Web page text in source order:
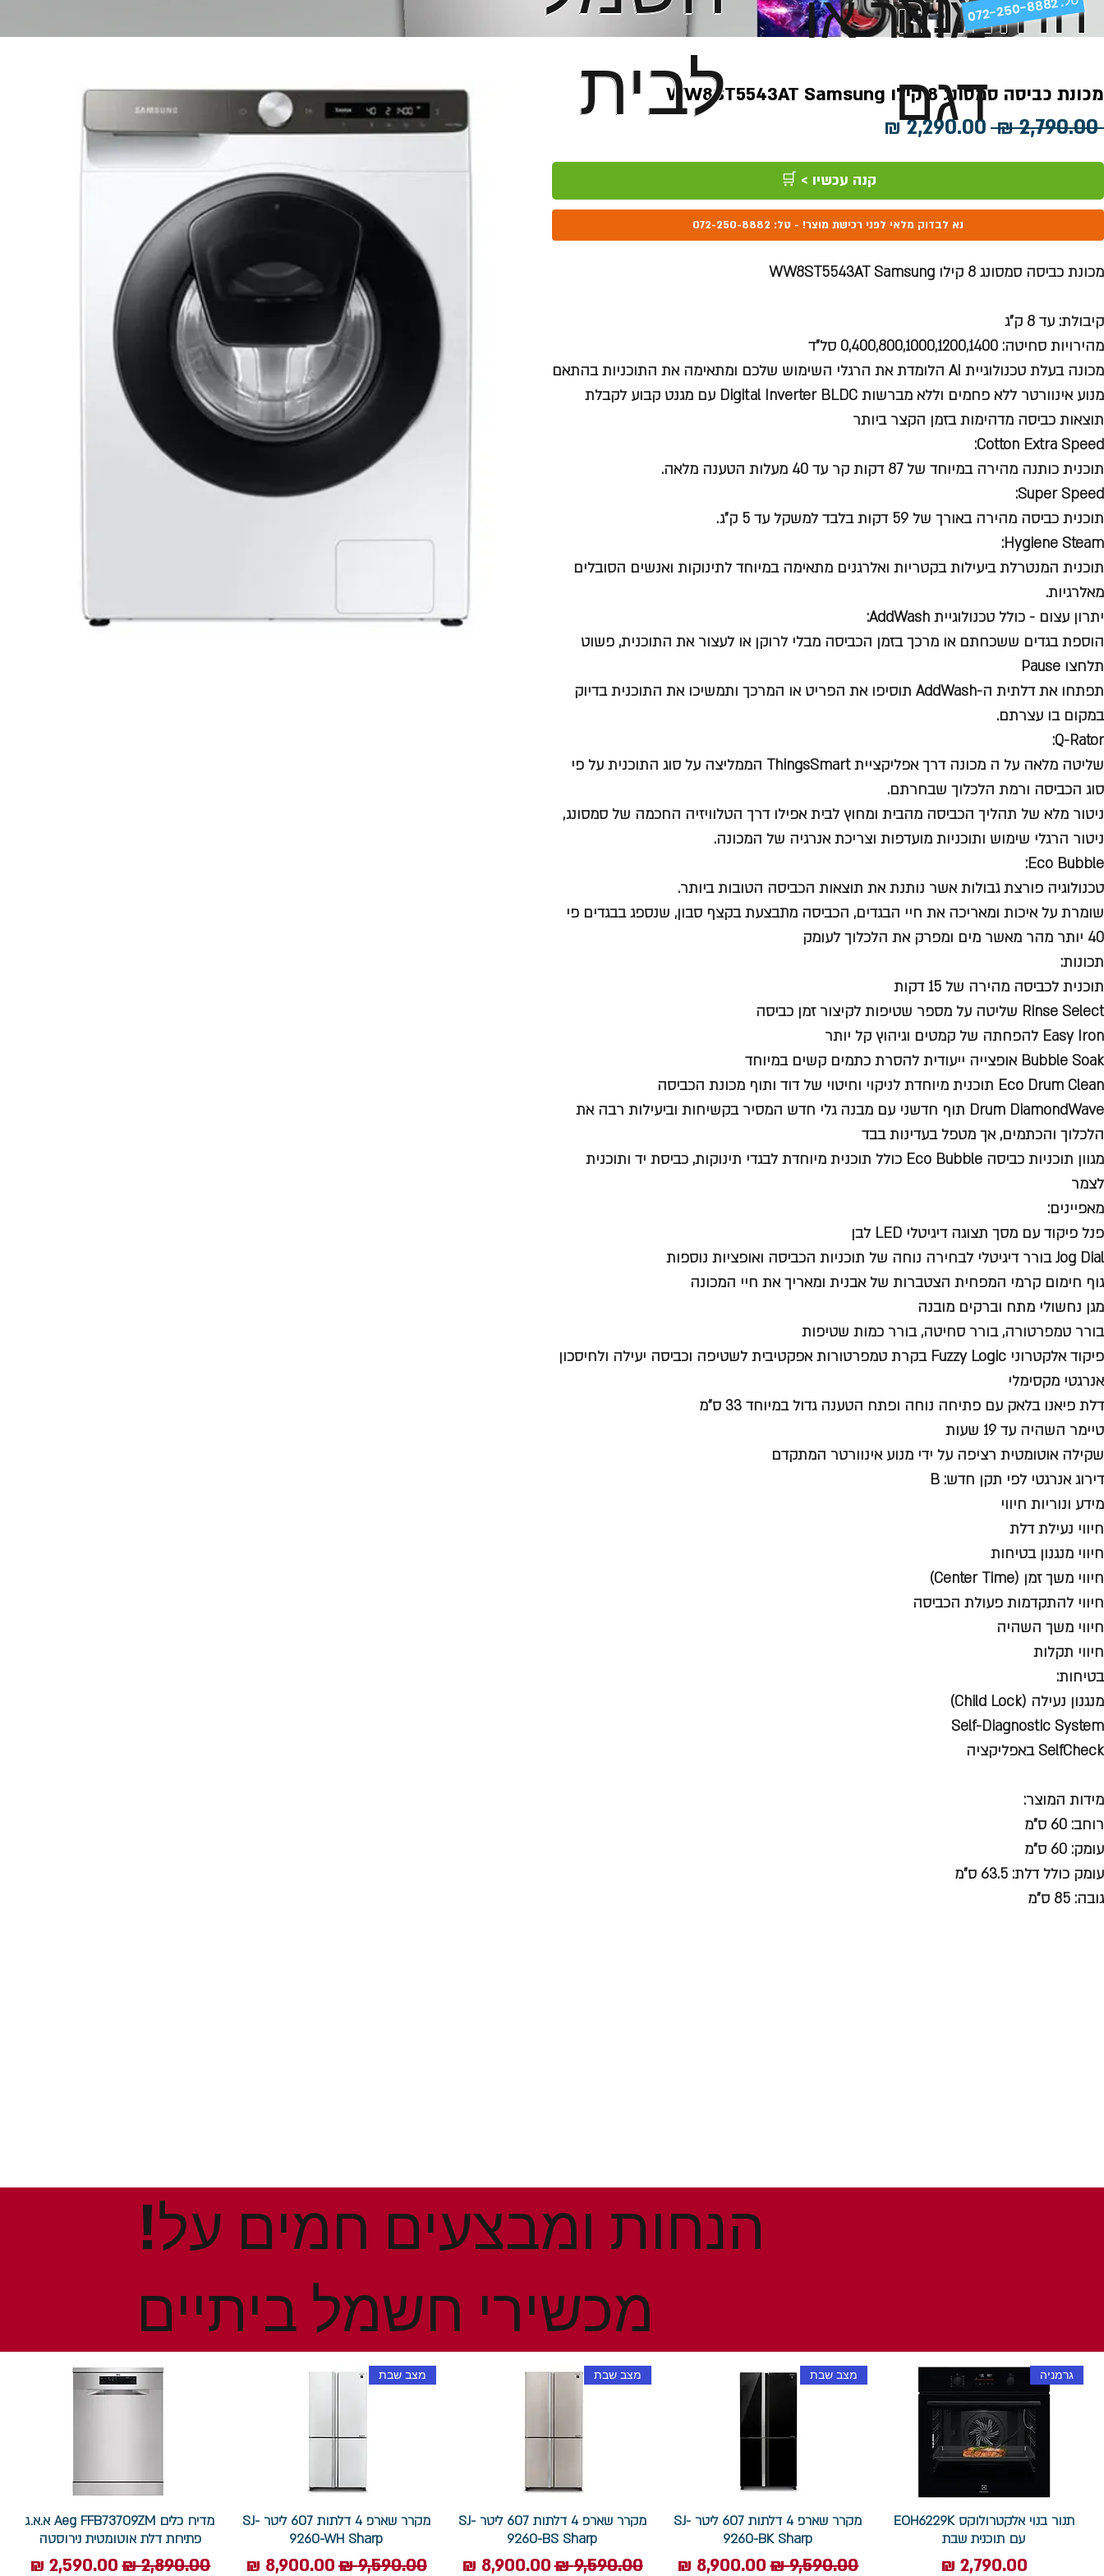
לבית
מוצר או
דגם
לבית
מכונת כביסה סמסונג 8 קילו WW8ST5543AT Samsung
‏2,790.00 ‏₪
מחיר
רגיל
מבצע
קנה עכשיו > 🛒
נא לבדוק מלאי לפני רכישת מוצר! - טל: 072-250-8882
מכונת כביסה סמסונג 8 קילו WW8ST5543AT Samsung
קיבולת: עד 8 ק"ג
מהירויות סחיטה: 0,400,800,1000,1200,1400 סל"ד
מכונה בעלת טכנולוגיית AI הלומדת את הרגלי השימוש שלכם ומתאימה את התוכניות בהתאם
מנוע אינוורטר ללא פחמים וללא מברשות Digital Inverter BLDC עם מגנט קבוע לקבלת
תוצאות כביסה מדהימות בזמן הקצר ביותר
Cotton Extra Speed:
תוכנית כותנה מהירה במיוחד של 87 דקות קר עד 40 מעלות הטענה מלאה.
Super Speed:
תוכנית כביסה מהירה באורך של 59 דקות בלבד למשקל עד 5 ק"ג.
Hygiene Steam:
תוכנית המנטרלת ביעילות בקטריות ואלרגנים מתאימה במיוחד לתינוקות ואנשים הסובלים
מאלרגיות.
יתרון עצום - כולל טכנולוגיית AddWash:
הוספת בגדים ששכחתם או מרכך בזמן הכביסה מבלי לרוקן או לעצור את התוכנית, פשוט
תלחצו Pause
תפתחו את דלתית ה-AddWash תוסיפו את הפריט או המרכך ותמשיכו את התוכנית בדיוק
במקום בו עצרתם.
Q-Rator:
שליטה מלאה על ה מכונה דרך אפליקציית ThingsSmart הממליצה על סוג התוכנית על פי
סוג הכביסה ורמת הלכלוך שבחרתם.
ניטור מלא של תהליך הכביסה מהבית ומחוץ לבית אפילו דרך הטלוויזיה החכמה של סמסונג,
ניטור הרגלי שימוש ותוכניות מועדפות וצריכת אנרגיה של המכונה.
Eco Bubble:
טכנולוגיה פורצת גבולות אשר נותנת את תוצאות הכביסה הטובות ביותר.
שומרת על איכות ומאריכה את חיי הבגדים, הכביסה מתבצעת בקצף סבון, שנספג בבגדים פי
40 יותר מהר מאשר מים ומפרק את הלכלוך לעומק
תכונות:
תוכנית לכביסה מהירה של 15 דקות
Rinse Select שליטה על מספר שטיפות לקיצור זמן כביסה
Easy Iron להפחתה של קמטים וגיהוץ קל יותר
Bubble Soak אופצייה ייעודית להסרת כתמים קשים במיוחד
Eco Drum Clean תוכנית מיוחדת לניקוי וחיטוי של דוד ותוף מכונת הכביסה
Drum DiamondWave תוף חדשני עם מבנה גלי חדש המסיר בקשיחות וביעילות רבה את
הלכלוך והכתמים, אך מטפל בעדינות בבד
מגוון תוכניות כביסה Eco Bubble כולל תוכנית מיוחדת לבגדי תינוקות, כביסת יד ותוכנית
לצמר
מאפיינים:
פנל פיקוד עם מסך תצוגה דיגיטלי LED לבן
Jog Dial בורר דיגיטלי לבחירה נוחה של תוכניות הכביסה ואופציות נוספות
גוף חימום קרמי המפחית הצטברות של אבנית ומאריך את חיי המכונה
מגן נחשולי מתח וברקים מובנה
בורר טמפרטורה, בורר סחיטה, בורר כמות שטיפות
פיקוד אלקטרוני Fuzzy Logic בקרת טמפרטורות אפקטיבית לשטיפה וכביסה יעילה ולחיסכון
אנרגטי מקסימלי
דלת פיאנו בלאק עם פתיחה נוחה ופתח הטענה גדול במיוחד 33 ס"מ
טיימר השהיה עד 19 שעות
שקילה אוטומטית רציפה על ידי מנוע אינוורטר המתקדם
דירוג אנרגטי לפי תקן חדש: B
מידע ונוריות חיווי
חיווי נעילת דלת
חיווי מנגנון בטיחות
חיווי משך זמן (Center Time)
חיווי להתקדמות פעולת הכביסה
חיווי משך השהיה
חיווי תקלות
בטיחות:
מנגנון נעילה (Child Lock)
Self-Diagnostic System
SelfCheck באפליקציה
מידות המוצר:
רוחב: 60 ס"מ
עומק: 60 ס"מ
עומק כולל דלת: 63.5 ס"מ
גובה: 85 ס"מ
גרמניה
תנור בנוי אלקטרולוקס EOH6229K
עם תוכנית שבת
מחיר
מצב שבת
מקרר שארפ 4 דלתות 607 ליטר SJ-
9260-BK Sharp
מחיר רגיל‏9,590.00 ‏₪ מחיר מבצע
מצב שבת
מקרר שארפ 4 דלתות 607 ליטר SJ-
9260-BS Sharp
מחיר רגיל‏9,590.00 ‏₪ מחיר מבצע
מצב שבת
מקרר שארפ 4 דלתות 607 ליטר SJ-
9260-WH Sharp
מחיר רגיל‏9,590.00 ‏₪ מחיר מבצע
מדיח כלים Aeg FFB73709ZM א.א.ג
פתיחת דלת אוטומטית נירוסטה
מחיר רגיל‏2,890.00 ‏₪ מחיר מבצע
!הנחות ומבצעים חמים על
מכשירי חשמל ביתיים
072-250-8882 .